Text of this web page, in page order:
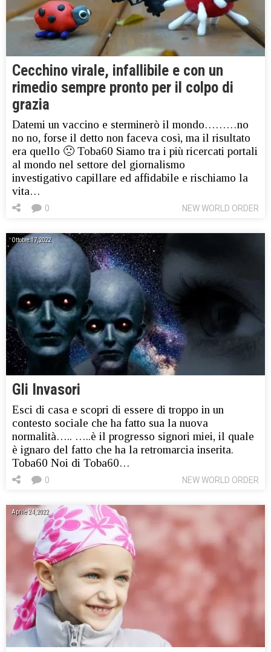
Cecchino virale, infallibile e con un
rimedio sempre pronto per il colpo di
grazia
Datemi un vaccino e sterminerò il mondo………no
no no, forse il detto non faceva così, ma il risultato
era quello 🙁 Toba60 Siamo tra i più ricercati portali
al mondo nel settore del giornalismo
investigativo capillare ed affidabile e rischiamo la
vita…
NEW WORLD ORDER
0
Ottobre 17, 2022
Gli Invasori
Esci di casa e scopri di essere di troppo in un
contesto sociale che ha fatto sua la nuova
normalità….. …..è il progresso signori miei, il quale
è ignaro del fatto che ha la retromarcia inserita.
Toba60 Noi di Toba60…
NEW WORLD ORDER
0
Aprile 24, 2022